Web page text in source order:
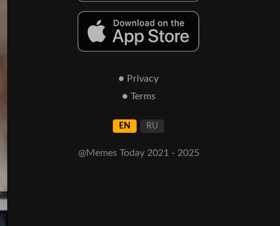
● Privacy
● Terms
EN RU
@Memes Today 2021 - 2025